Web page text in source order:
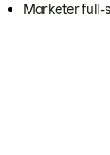
Marketer full-